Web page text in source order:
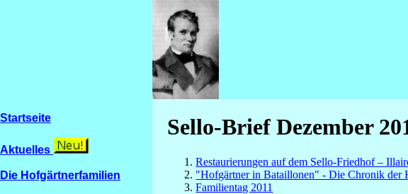
Startseite
Aktuelles
Die Hofgärtnerfamilien
Sello-Brief Dezember
Restaurierungen auf dem Sello-Friedhof –
"Hofgärtner in Bataillonen" - Die Chronik der
Familientag 2011